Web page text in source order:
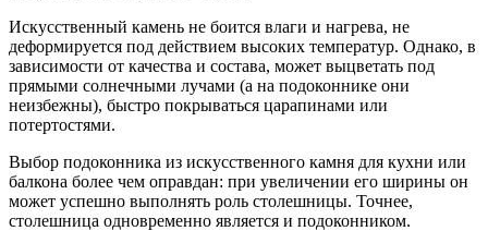
Искусственный камень не боится влаги и нагрева, не
деформируется под действием высоких температур. Однако, в
зависимости от качества и состава, может выцветать под
прямыми солнечными лучами (а на подоконнике они
неизбежны), быстро покрываться царапинами или
потертостями.
Выбор подоконника из искусственного камня для кухни или
балкона более чем оправдан: при увеличении его ширины он
может успешно выполнять роль столешницы. Точнее,
столешница одновременно является и подоконником.